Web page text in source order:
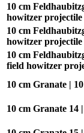
10 cm
howitzer projectile
10 cm
howitzer projectile
10 cm
field howitzer
10 cm Granate |
10 cm Granate 14